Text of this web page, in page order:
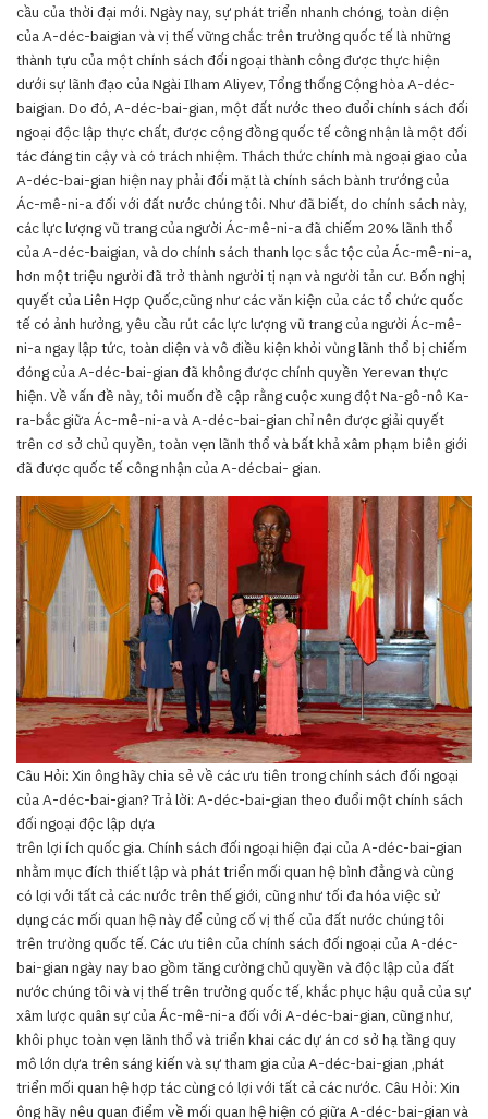
cầu của thời đại mới. Ngày nay, sự phát triển nhanh chóng, toàn diện
của A-déc-baigian và vị thế vững chắc trên trường quốc tế là những
thành tựu của một chính sách đối ngoại thành công được thực hiện
dưới sự lãnh đạo của Ngài Ilham Aliyev, Tổng thống Cộng hòa A-déc-
baigian. Do đó, A-déc-bai-gian, một đất nước theo đuổi chính sách đối
ngoại độc lập thực chất, được cộng đồng quốc tế công nhận là một đối
tác đáng tin cậy và có trách nhiệm. Thách thức chính mà ngoại giao của
A-déc-bai-gian hiện nay phải đối mặt là chính sách bành trướng của
Ác-mê-ni-a đối với đất nước chúng tôi. Như đã biết, do chính sách này,
các lực lượng vũ trang của người Ác-mê-ni-a đã chiếm 20% lãnh thổ
của A-déc-baigian, và do chính sách thanh lọc sắc tộc của Ác-mê-ni-a,
hơn một triệu người đã trở thành người tị nạn và người tản cư. Bốn nghị
quyết của Liên Hợp Quốc,cũng như các văn kiện của các tổ chức quốc
tế có ảnh hưởng, yêu cầu rút các lực lượng vũ trang của người Ác-mê-
ni-a ngay lập tức, toàn diện và vô điều kiện khỏi vùng lãnh thổ bị chiếm
đóng của A-déc-bai-gian đã không được chính quyền Yerevan thực
hiện. Về vấn đề này, tôi muốn đề cập rằng cuộc xung đột Na-gô-nô Ka-
ra-bắc giữa Ác-mê-ni-a và A-déc-bai-gian chỉ nên được giải quyết
trên cơ sở chủ quyền, toàn vẹn lãnh thổ và bất khả xâm phạm biên giới
đã được quốc tế công nhận của A-décbai- gian.
Câu Hỏi: Xin ông hãy chia sẻ về các ưu tiên trong chính sách đối ngoại
của A-déc-bai-gian? Trả lời: A-déc-bai-gian theo đuổi một chính sách
đối ngoại độc lập dựa
trên lợi ích quốc gia. Chính sách đối ngoại hiện đại của A-déc-bai-gian
nhằm mục đích thiết lập và phát triển mối quan hệ bình đẳng và cùng
có lợi với tất cả các nước trên thế giới, cũng như tối đa hóa việc sử
dụng các mối quan hệ này để củng cố vị thế của đất nước chúng tôi
trên trường quốc tế. Các ưu tiên của chính sách đối ngoại của A-déc-
bai-gian ngày nay bao gồm tăng cường chủ quyền và độc lập của đất
nước chúng tôi và vị thế trên trường quốc tế, khắc phục hậu quả của sự
xâm lược quân sự của Ác-mê-ni-a đối với A-déc-bai-gian, cũng như,
khôi phục toàn vẹn lãnh thổ và triển khai các dự án cơ sở hạ tầng quy
mô lớn dựa trên sáng kiến và sự tham gia của A-déc-bai-gian ,phát
triển mối quan hệ hợp tác cùng có lợi với tất cả các nước. Câu Hỏi: Xin
ông hãy nêu quan điểm về mối quan hệ hiện có giữa A-déc-bai-gian và